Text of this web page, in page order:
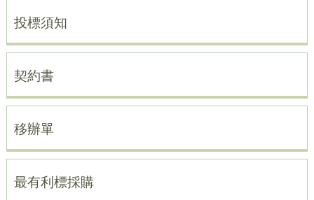
投標須知
契約書
移辦單
最有利標採購